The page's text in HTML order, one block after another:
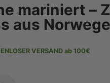
mariniert –
aus
VERSAND ab 100€